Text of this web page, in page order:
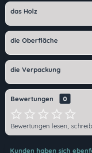
das Holz
die Oberfläche
die Verpackung
Bewertungen 0
Bewertungen lesen,
Kunden haben sich